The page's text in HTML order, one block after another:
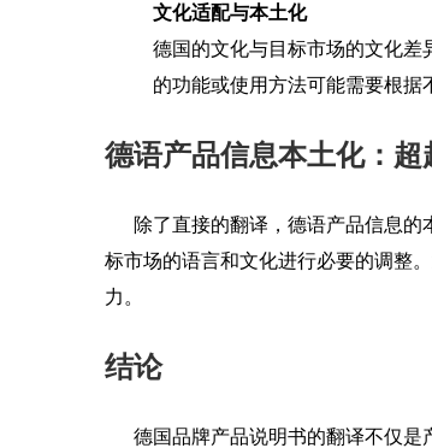
文化适配与本土化
德国的文化与目标市场的文化差
的功能或使用方法可能需要根据
德语产品信息本土化：超
除了直接的翻译，德语产品信息的
标市场的语言和文化进行必要的调整
力。
结论
德国品牌产品说明书的翻译不仅是